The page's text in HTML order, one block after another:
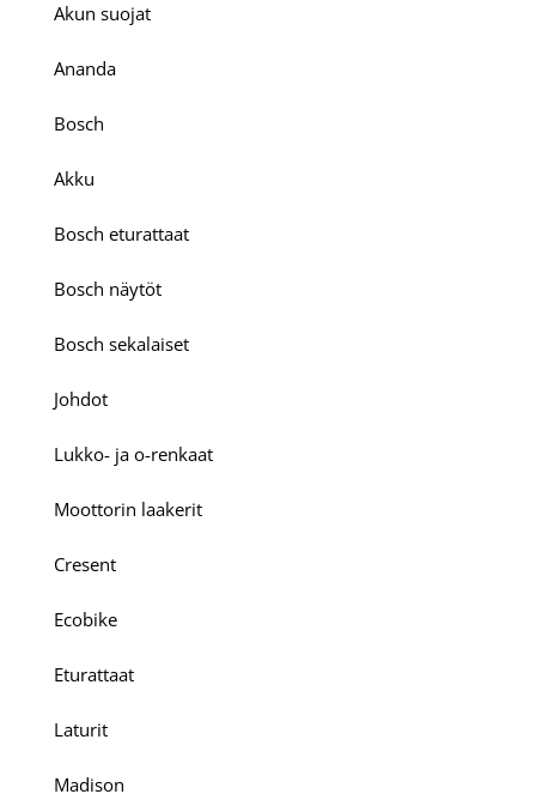
Akun suojat
Ananda
Bosch
Akku
Bosch eturattaat
Bosch näytöt
Bosch sekalaiset
Johdot
Lukko- ja o-renkaat
Moottorin laakerit
Cresent
Ecobike
Eturattaat
Laturit
Madison